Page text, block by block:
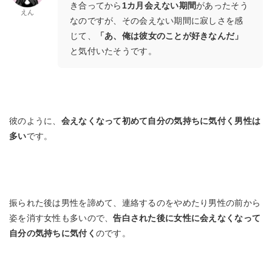
えん
き合ってから1カ月会えない期間があったそう
なのですが、その会えない期間に寂しさを感
じて、
「あ、俺は彼女のことが好きなんだ」
と気付いたそうです。
彼のように、 会えなくなって初めて自分の気持ちに気付く男性は
多いです。
振られた後は男性を諦めて、連絡するのをやめたり男性の前から
姿を消す女性も多いので、告白された後に女性に会えなくなって
自分の気持ちに気付く のです。